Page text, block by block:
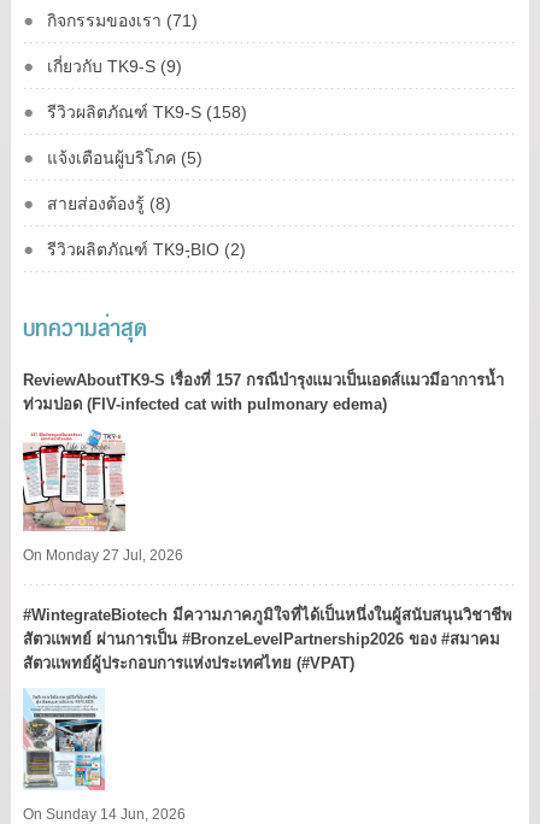
กิจกรรมของเรา (71)
เกี่ยวกับ TK9-S (9)
รีวิวผลิตภัณฑ์ TK9-S (158)
แจ้งเตือนผู้บริโภค (5)
สายส่องต้องรู้ (8)
รีวิวผลิตภัณฑ์ TK9-ฺBIO (2)
บทความล่าสุด
ReviewAboutTK9-S เรื่องที่ 157 กรณีบำรุงแมวเป็นเอดส์แมวมีอาการน้ำ
ท่วมปอด (FIV-infected cat with pulmonary edema)
On Monday 27 Jul, 2026
#WintegrateBiotech มีความภาคภูมิใจที่ได้เป็นหนึ่งในผู้สนับสนุนวิชาชีพ
สัตวแพทย์ ผ่านการเป็น #BronzeLevelPartnership2026 ของ #สมาคม
สัตวแพทย์ผู้ประกอบการแห่งประเทศไทย (#VPAT)
On Sunday 14 Jun, 2026